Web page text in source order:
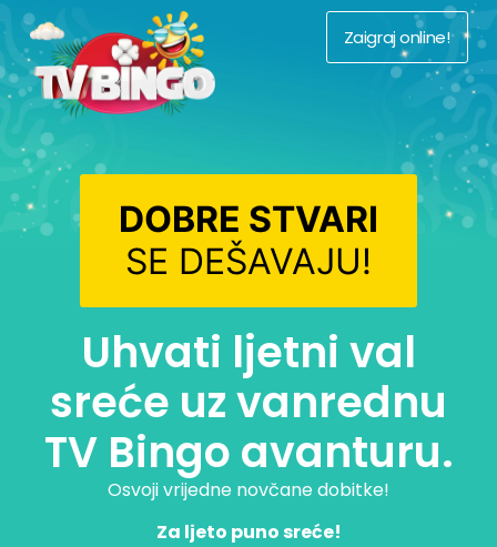
Zaigraj online!
DOBRE STVARI
SE DEŠAVAJU!
Uhvati ljetni val
sreće uz vanrednu
TV Bingo avanturu.
Osvoji vrijedne novčane dobitke!
Za ljeto puno sreće!